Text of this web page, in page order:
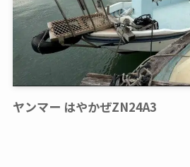
ヤンマー はやかぜZN24A3